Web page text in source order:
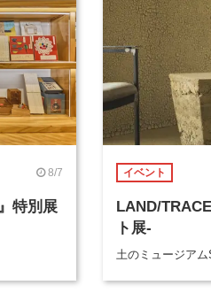
8/7
特別展
イベント
LAND/
ト展-
土のミュージアム